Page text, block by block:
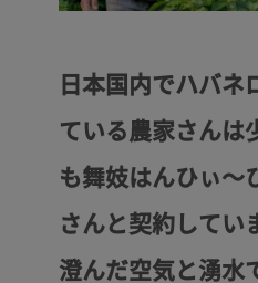
日本国内でハバネ
ている農家さんは
も舞妓はんひぃ～
さんと契約してい
澄んだ空気と湧水